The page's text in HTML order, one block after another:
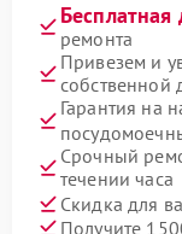
Бесплатная
ремонта
Привезем и
собственной
Гарантия на
Срочный
течении часа
Скидка для
Получите